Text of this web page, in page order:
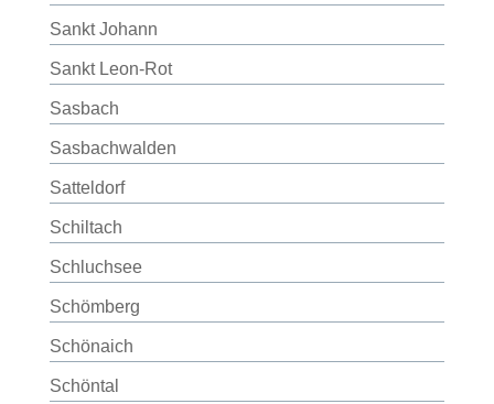
Sankt Johann
Sankt Leon-Rot
Sasbach
Sasbachwalden
Satteldorf
Schiltach
Schluchsee
Schömberg
Schönaich
Schöntal